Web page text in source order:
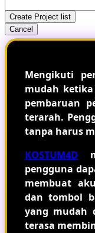
Create Project list
Cancel
Mengikuti
mudah
pembaruan
terarah.
tanpa harus
KOSTUM4D
pengguna
membuat
dan tombol
yang mudah
terasa